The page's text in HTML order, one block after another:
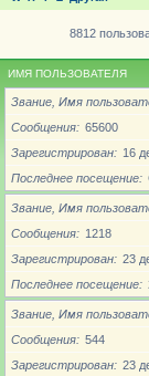
8812
ИМЯ ПОЛЬЗОВАТЕЛЯ
Звание, Имя
Сообщения
65600
Зарегистрирован
16
Последнее посещение
Звание, Имя
Сообщения
1218
Зарегистрирован
23
Последнее посещение
Звание, Имя
Сообщения
544
Зарегистрирован
23